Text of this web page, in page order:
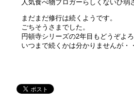
人気食べ物ブロガーらしくないひ弱
まだまだ修行は続くようです。
ごちそうさまでした。
円頓寺シリーズの2年目もどうぞよ
いつまで続くかは分かりませんが・